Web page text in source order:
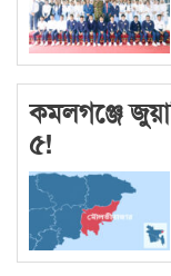
কমলগঞ্জে
৫!